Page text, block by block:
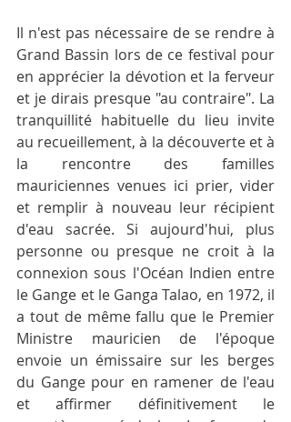
Il n'est pas nécessaire de se rendre à
Grand Bassin lors de ce festival pour
en apprécier la dévotion et la ferveur
et je dirais presque "au contraire". La
tranquillité habituelle du lieu invite
au recueillement, à la découverte et à
la rencontre des familles
mauriciennes venues ici prier, vider
et remplir à nouveau leur récipient
d'eau sacrée. Si aujourd'hui, plus
personne ou presque ne croit à la
connexion sous l'Océan Indien entre
le Gange et le Ganga Talao, en 1972, il
a tout de même fallu que le Premier
Ministre mauricien de l'époque
envoie un émissaire sur les berges
du Gange pour en ramener de l'eau
et affirmer définitivement le